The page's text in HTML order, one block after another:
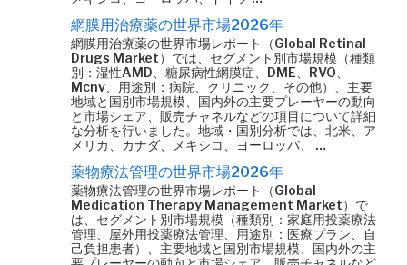
網膜用治療薬の世界市場2026年
網膜用治療薬の世界市場レポート（Global Retinal
Drugs Market）では、セグメント別市場規模（種類
別：湿性AMD、糖尿病性網膜症、DME、RVO、
Mcnv、用途別：病院、クリニック、その他）、主要
地域と国別市場規模、国内外の主要プレーヤーの動向
と市場シェア、販売チャネルなどの項目について詳細
な分析を行いました。地域・国別分析では、北米、ア
メリカ、カナダ、メキシコ、ヨーロッパ、 …
薬物療法管理の世界市場2026年
薬物療法管理の世界市場レポート（Global
Medication Therapy Management Market）で
は、セグメント別市場規模（種類別：家庭用投薬療法
管理、屋外用投薬療法管理、用途別：医療プラン、自
己負担患者）、主要地域と国別市場規模、国内外の主